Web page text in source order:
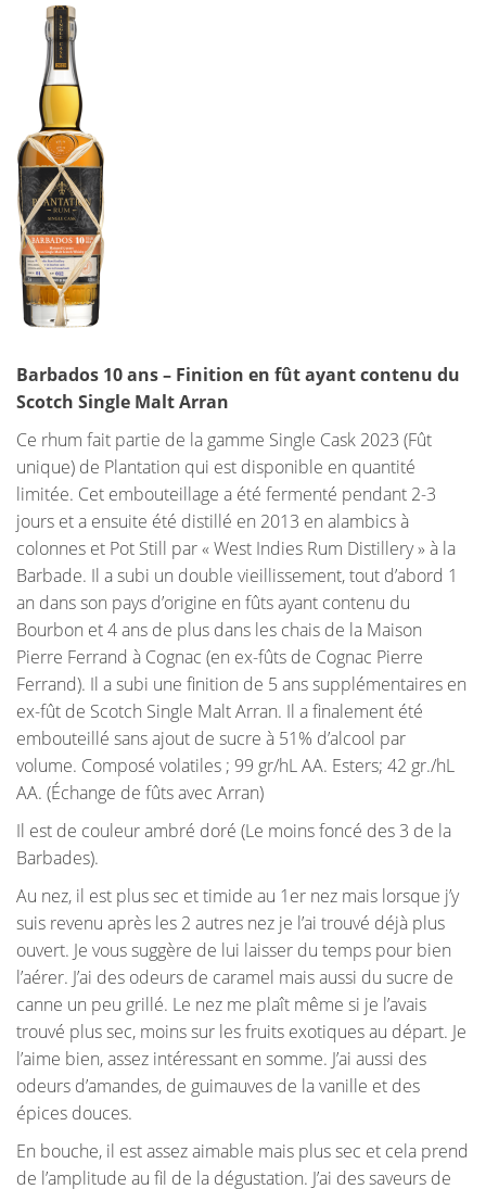
Barbados 10 ans – Finition en fût ayant contenu du
Scotch Single Malt Arran
Ce rhum fait partie de la gamme Single Cask 2023 (Fût
unique) de Plantation qui est disponible en quantité
limitée. Cet embouteillage a été fermenté pendant 2-3
jours et a ensuite été distillé en 2013 en alambics à
colonnes et Pot Still par « West Indies Rum Distillery » à la
Barbade. Il a subi un double vieillissement, tout d’abord 1
an dans son pays d’origine en fûts ayant contenu du
Bourbon et 4 ans de plus dans les chais de la Maison
Pierre Ferrand à Cognac (en ex-fûts de Cognac Pierre
Ferrand). Il a subi une finition de 5 ans supplémentaires en
ex-fût de Scotch Single Malt Arran. Il a finalement été
embouteillé sans ajout de sucre à 51% d’alcool par
volume. Composé volatiles ; 99 gr/hL AA. Esters; 42 gr./hL
AA. (Échange de fûts avec Arran)
Il est de couleur ambré doré (Le moins foncé des 3 de la
Barbades).
Au nez, il est plus sec et timide au 1er nez mais lorsque j’y
suis revenu après les 2 autres nez je l’ai trouvé déjà plus
ouvert. Je vous suggère de lui laisser du temps pour bien
l’aérer. J’ai des odeurs de caramel mais aussi du sucre de
canne un peu grillé. Le nez me plaît même si je l’avais
trouvé plus sec, moins sur les fruits exotiques au départ. Je
l’aime bien, assez intéressant en somme. J’ai aussi des
odeurs d’amandes, de guimauves de la vanille et des
épices douces.
En bouche, il est assez aimable mais plus sec et cela prend
de l’amplitude au fil de la dégustation. J’ai des saveurs de